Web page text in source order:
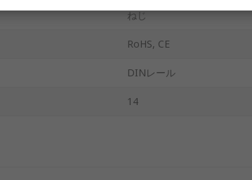
ねじ
RoHS, CE
DINレール
14